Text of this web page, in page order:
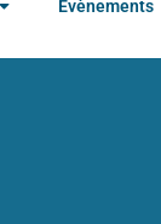
Evènements